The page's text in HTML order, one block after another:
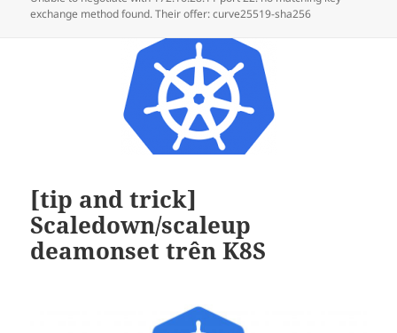
exchange method found. Their offer: curve25519-sha256
[tip and trick]
Scaledown/scaleup
deamonset trên K8S